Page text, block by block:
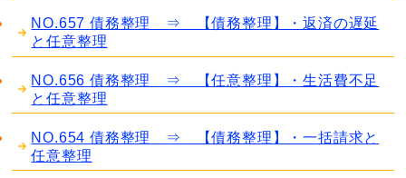
NO.657 債務整理 ⇒ 【債務整理】・返済の遅延
と任意整理
NO.656 債務整理 ⇒ 【任意整理】・生活費不足
と任意整理
NO.654 債務整理 ⇒ 【債務整理】・一括請求と
任意整理